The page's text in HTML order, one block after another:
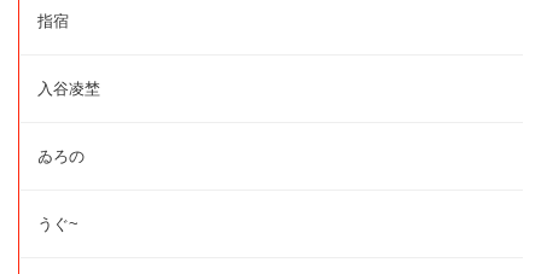
指宿
入谷凌埜
ゐろの
うぐ~